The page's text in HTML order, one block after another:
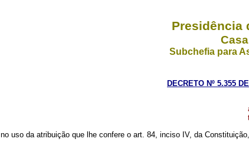
Presidência
Subchefia para
DECRETO Nº 5.355
no uso da atribuição que lhe confere o art. 84, inciso IV, da